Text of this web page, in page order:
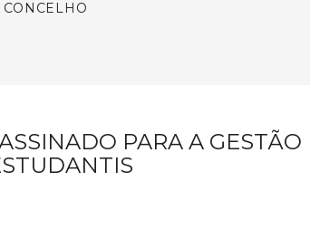
CONCELHO
PARA A GESTÃO